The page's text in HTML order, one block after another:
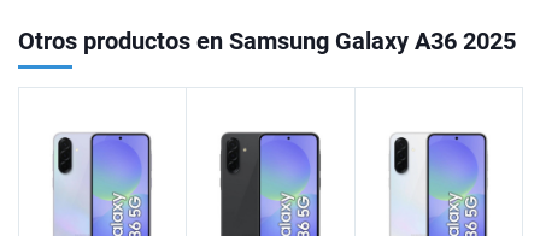
Otros productos en Samsung Galaxy A36 2025